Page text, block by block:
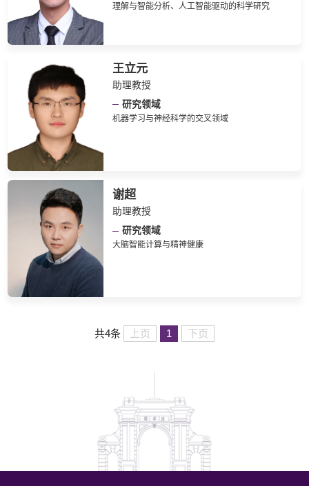
理解与智能分析、人工智能驱动的科学研究
王立元
助理教授
研究领域
机器学习与神经科学的交叉领域
谢超
助理教授
研究领域
大脑智能计算与精神健康
共4条 上页 1 下页